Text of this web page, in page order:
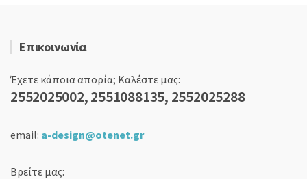
Επικοινωνία
Έχετε κάποια απορία; Καλέστε μας:
2552025002, 2551088135, 2552025288
email: a-design@otenet.gr
Βρείτε μας: